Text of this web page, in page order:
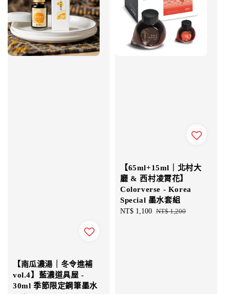
【南瓜濃湯｜冬令進補
vol.4】藍濃道具屋 -
30ml 季節限定鋼筆墨水
【65ml+15ml｜北村大
廳 & 西村凌霄花】
Colorverse - Korea
Special 墨水套組
Sale
NT$ 1,100 Regular
NT$ 1,200